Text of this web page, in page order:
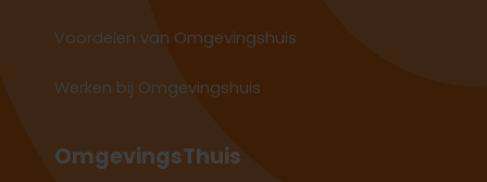
Voordelen van Omgevingshuis
Werken bij Omgevingshuis
OmgevingsThuis